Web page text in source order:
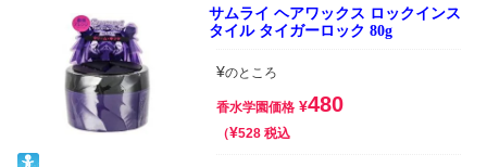
サムライ ヘアワックス ロックインス
タイル タイガーロック 80g
¥のところ
香水学園価格 ¥480
¥528 税込